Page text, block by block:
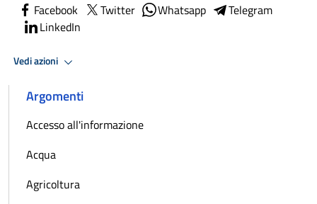
Facebook Twitter Whatsapp
Telegram
LinkedIn
Vedi azioni
Argomenti
Accesso all'informazione
Acqua
Agricoltura